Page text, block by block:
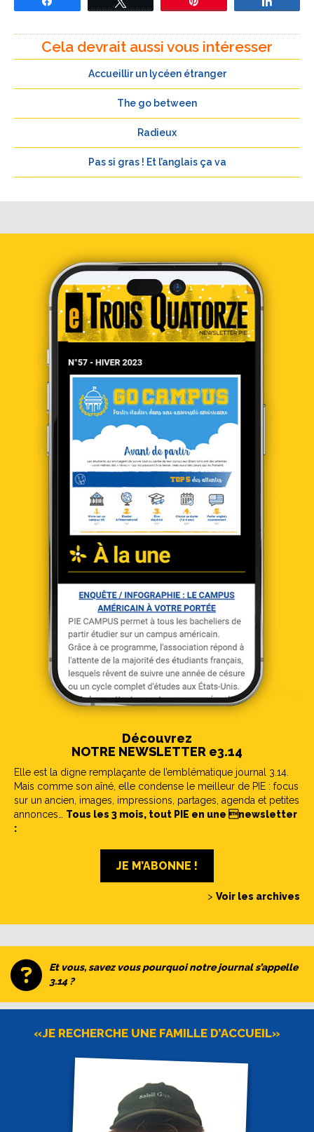
Cela devrait aussi vous intéresser
Accueillir un lycéen étranger
The go between
Radieux
Pas si gras ! Et l’anglais ça va
Découvrez
NOTRE NEWSLETTER e3.14
Elle est la digne remplaçante de l’emblématique journal 3.14.
Mais comme son aîné, elle condense le meilleur de PIE : focus
sur un ancien, images, impressions, partages, agenda et petites
annonces… Tous les 3 mois, tout PIE en une newsletter
:
JE M’ABONNE !
> Voir les archives
Et vous, savez vous pourquoi notre journal s’appelle
3.14 ?
«JE RECHERCHE UNE FAMILLE D’ACCUEIL»